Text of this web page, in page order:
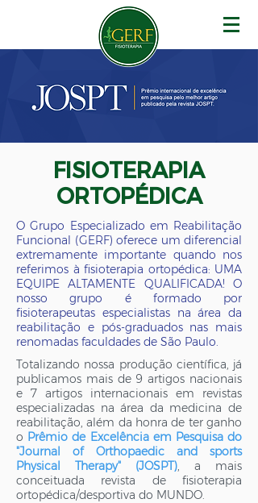
FISIOTERAPIA
ORTOPÉDICA
O Grupo Especializado em Reabilitação
Funcional (GERF) oferece um diferencial
extremamente importante quando nos
referimos à fisioterapia ortopédica: UMA
EQUIPE ALTAMENTE QUALIFICADA! O
nosso grupo é formado por
fisioterapeutas especialistas na área da
reabilitação e pós-graduados nas mais
renomadas faculdades de São Paulo.
Totalizando nossa produção científica, já
publicamos mais de 9 artigos nacionais
e 7 artigos internacionais em revistas
especializadas na área da medicina de
reabilitação, além da honra de ter ganho
o Prêmio de Excelência em Pesquisa do
"Journal of Orthopaedic and sports
Physical Therapy" (JOSPT), a mais
conceituada revista de fisioterapia
ortopédica/desportiva do MUNDO.